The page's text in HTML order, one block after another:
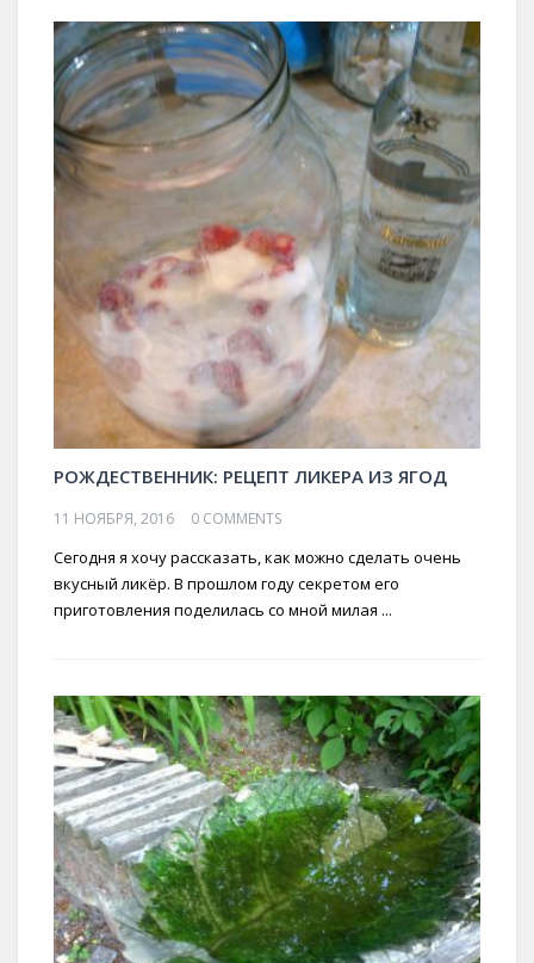
РОЖДЕСТВЕННИК: РЕЦЕПТ ЛИКЕРА ИЗ ЯГОД
11 НОЯБРЯ, 2016 0 COMMENTS
Сегодня я хочу рассказать, как можно сделать очень
вкусный ликёр. В прошлом году секретом его
приготовления поделилась со мной милая ...